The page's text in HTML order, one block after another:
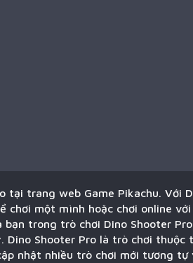
tại trang web Game Pikachu. Với
chơi một mình hoặc chơi online
trong trò chơi Dino Shooter
Shooter Pro là trò chơi thuộc
nhật nhiều trò chơi mới tương tự